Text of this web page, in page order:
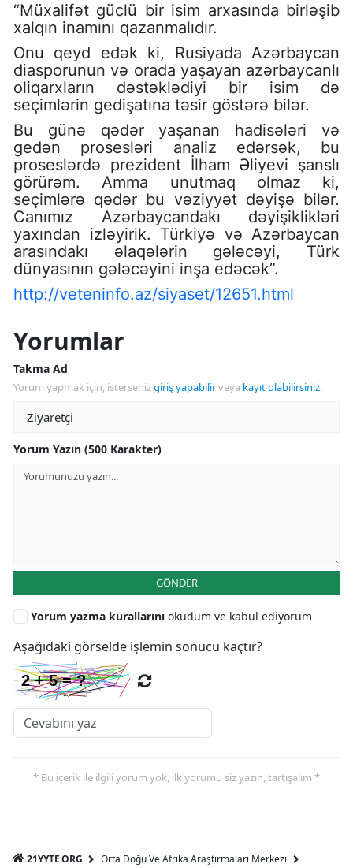
“Müxalifət güclü bir isim arxasında birləşib
xalqın inamını qazanmalıdır.
Onu qeyd edək ki, Rusiyada Azərbaycan
diasporunun və orada yaşayan azərbaycanlı
oliqarxların dəstəklədiyi bir isim də
seçimlərin gedişatına təsir göstərə bilər.
Bu günə qədər yaşanan hadisələri və
gedən prosesləri analiz edərsək, bu
proseslərdə prezident İlham Əliyevi şanslı
görürəm. Amma unutmaq olmaz ki,
seçimlərə qədər bu vəziyyət dəyişə bilər.
Canımız Azərbaycandakı dəyişiklikləri
yaxından izləyirik. Türkiyə və Azərbaycan
arasındakı əlaqələrin gələcəyi, Türk
dünyasının gələcəyini inşa edəcək”.
http://veteninfo.az/siyaset/12651.html
Yorumlar
Takma Ad
Yorum yapmak için, istersenizgiriş yapabilirveya kayıt olabilirsiniz.
Yorum Yazın (500 Karakter)
GÖNDER
Yorum yazma kurallarını okudum ve kabul ediyorum
Aşağıdaki görselde işlemin sonucu kaçtır?
* Bu içerik ile ilgili yorum yok, ilk yorumu siz yazın, tartışalım *
21YYTE.ORG
Orta Doğu Ve Afrika Araştırmaları Merkezi